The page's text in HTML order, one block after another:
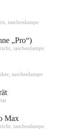
taschenlampe
„Pro“)
, taschenlampe
, taschenlampe
Max
, taschenlampe